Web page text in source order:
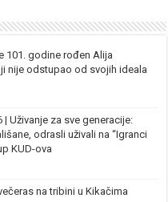
101. godine rođen Alija
nije odstupao od svojih ideala
Uživanje za sve generacije:
odrasli uživali na “Igranci
KUD-ova
na tribini u Kikačima